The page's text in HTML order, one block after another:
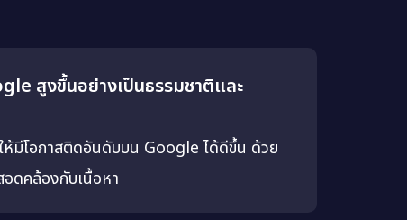
สูงขึ้นอย่างเป็นธรรมชาติและ
ห้มีโอกาสติดอันดับบน Google ได้ดีขึ้น ด้วย
ดคล้องกับเนื้อหา